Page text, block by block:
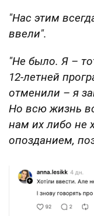
"Нас этим
ввели".
"Не было. Я –
12-летней
отменили – я
Но всю жизнь
нам их либо не
опозданием,